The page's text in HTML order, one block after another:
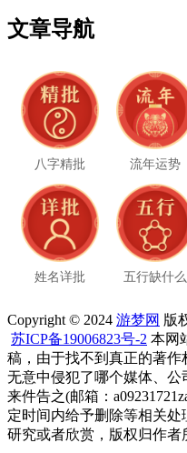
文章导航
八字精批 流年运势
姓名详批 五行缺什么
Copyright © 2024 游梦网 版
苏ICP备19006823号-2 本网
稿，由于找不到真正的著
无意中侵犯了哪个媒体、
来件告之(邮箱：
定时间内给予删除等相关处
研究或者欣赏，版权归作者